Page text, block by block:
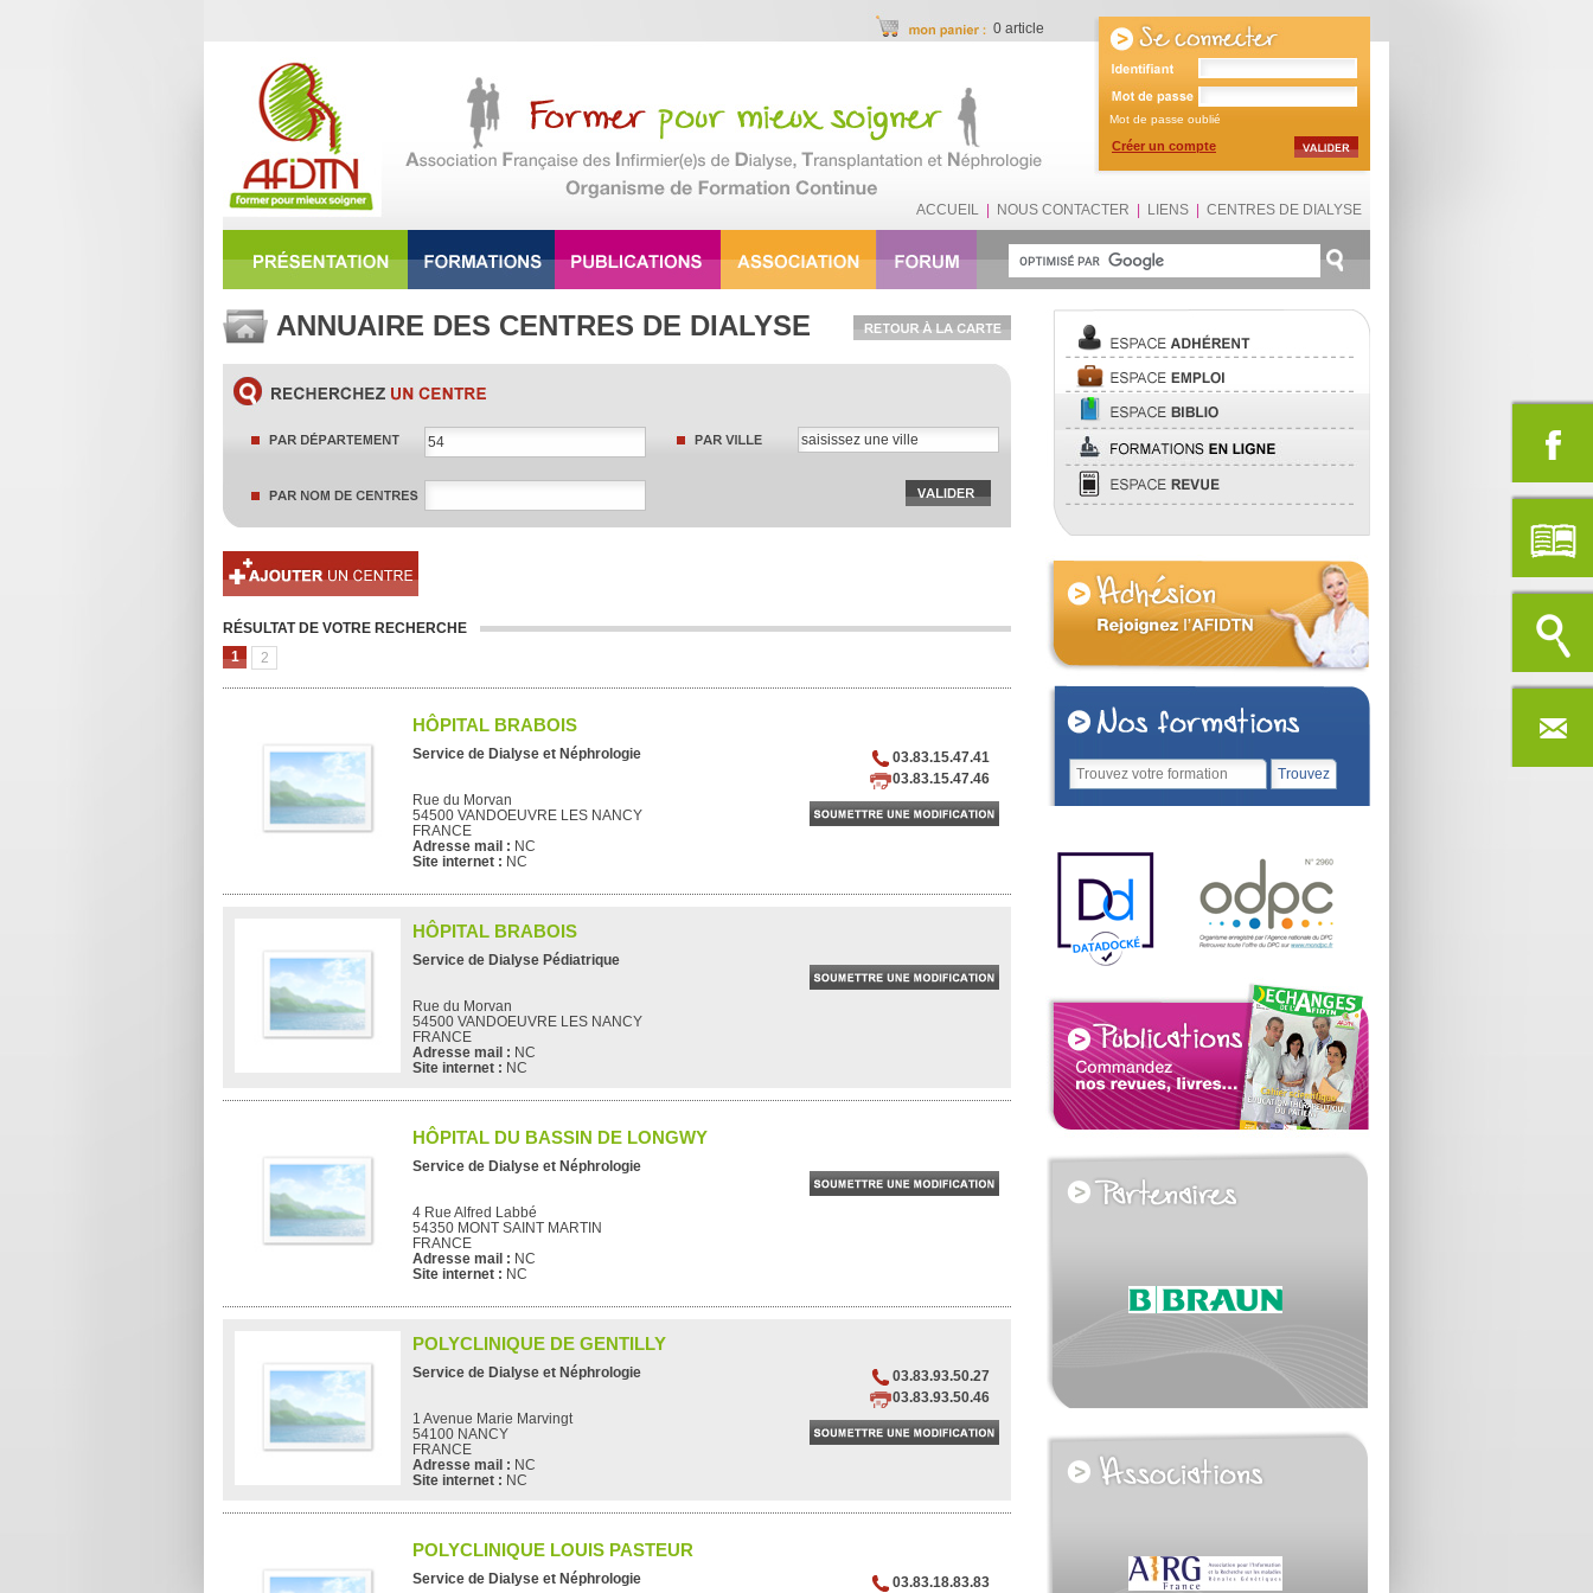
0 article
Mot de passe oublié
Créer un compte
ACCUEIL NOUS CONTACTER LIENS CENTRES DE DIALYSE
ANNUAIRE DES CENTRES DE DIALYSE
RÉSULTAT DE VOTRE RECHERCHE
1
2
HÔPITAL BRABOIS
Service de Dialyse et Néphrologie
Rue du Morvan
54500 VANDOEUVRE LES NANCY
FRANCE
Adresse mail : NC
Site internet : NC
03.83.15.47.41
03.83.15.47.46
HÔPITAL BRABOIS
Service de Dialyse Pédiatrique
Rue du Morvan
54500 VANDOEUVRE LES NANCY
FRANCE
Adresse mail : NC
Site internet : NC
HÔPITAL DU BASSIN DE LONGWY
Service de Dialyse et Néphrologie
4 Rue Alfred Labbé
54350 MONT SAINT MARTIN
FRANCE
Adresse mail : NC
Site internet : NC
POLYCLINIQUE DE GENTILLY
Service de Dialyse et Néphrologie
1 Avenue Marie Marvingt
54100 NANCY
FRANCE
Adresse mail : NC
Site internet : NC
03.83.93.50.27
03.83.93.50.46
POLYCLINIQUE LOUIS PASTEUR
Service de Dialyse et Néphrologie 03.83.18.83.83